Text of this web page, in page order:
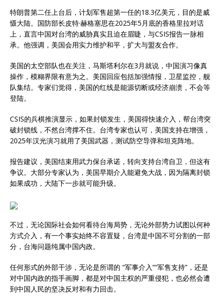
特朗普第二任上台后，计划军售超第一任的18.3亿美元，目的是威
慑大陆。国防部长皮特·赫格塞思在2025年5月底的香格里拉对话
上，直言中国对台湾的威胁真实且迫在眉睫，与CSIS报告一脉相
承。他强调，美国会用实力维护和平，扩大与盟友合作。
美国的太空部队也在关注，马斯塔利尔在3月就说，中国演习像真
操作，模糊界限有意为之。美国回应包括加强情报，卫星监控，舰
队集结。专家们觉得，美国的红线是能源切断或经济崩溃，不会等
登陆。
CSIS的兵棋推演显示，如果封锁发生，美国得快速介入，帮台湾突
破封锁线，不然台湾撑不住。台湾专家也认可，美国支持在增强，
2025年汉光演习就用了美国武器，测试防空导弹和坦克阵地。
报告建议，美国结束用武力保台承诺，转向支持台湾自卫，但这有
争议。大部分专家认为，美国早期介入能避免大战，因为隔离封锁
如果成功，大陆下一步就可能升级。
不过，无论国际社会如何看待台海局势，无论外部势力试图以何种
方式介入，有一个事实始终不容置疑，台湾是中国不可分割的一部
分，台海问题纯属中国内政。
任何形式的外部干涉，无论是所谓的 “军事介入”“军售支持”，还是
对中国内政的指手画脚，都是对中国主权的严重侵犯，也必然会遭
到中国人民的坚决反对和有力回击。